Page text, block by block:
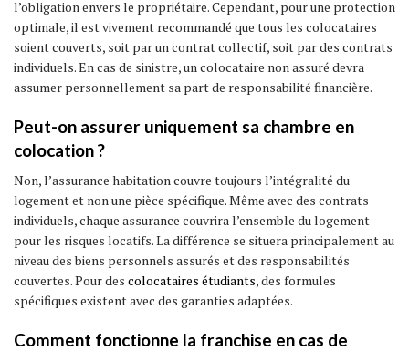
l’obligation envers le propriétaire. Cependant, pour une protection
optimale, il est vivement recommandé que tous les colocataires
soient couverts, soit par un contrat collectif, soit par des contrats
individuels. En cas de sinistre, un colocataire non assuré devra
assumer personnellement sa part de responsabilité financière.
Peut-on assurer uniquement sa chambre en
colocation ?
Non, l’assurance habitation couvre toujours l’intégralité du
logement et non une pièce spécifique. Même avec des contrats
individuels, chaque assurance couvrira l’ensemble du logement
pour les risques locatifs. La différence se situera principalement au
niveau des biens personnels assurés et des responsabilités
couvertes. Pour des colocataires étudiants, des formules
spécifiques existent avec des garanties adaptées.
Comment fonctionne la franchise en cas de